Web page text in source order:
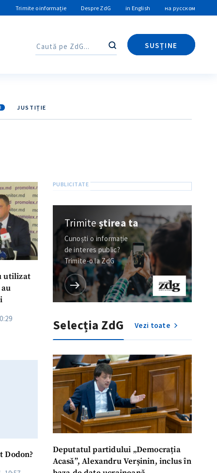
Trimite o informație Despre ZdG in English на русском
Caută
SUSȚINE
Caută
JUSTIȚIE
utilizat
Dodon?
Trimiteștirea ta
Cunoști o informație
de interes public?
Trimite-o la ZdG
Selecția ZdG Vezi toate
Deputatul partidului „Democrația
Acasă”, Alexandru Verșinin, inclus în